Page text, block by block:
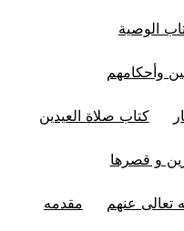
الوصية
وأحكامهم
كتاب صلاة العيدين
و قصرها
تعالى عنهم مقدمه